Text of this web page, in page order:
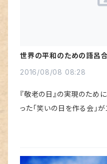
世界の平和のための語呂合
2016/08/08 08:28
『敬老の日』の実現のた
った「笑いの日を作る会」